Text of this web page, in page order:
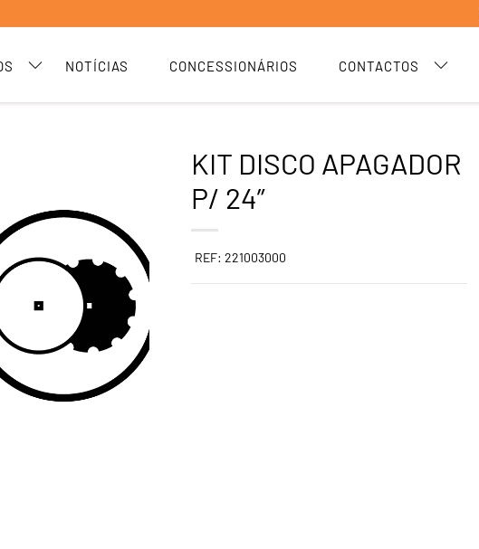
NOTÍCIAS CONCESSIONÁRIOS CONTACTOS
KIT DISCO APAGADOR
P/ 24”
REF: 221003000